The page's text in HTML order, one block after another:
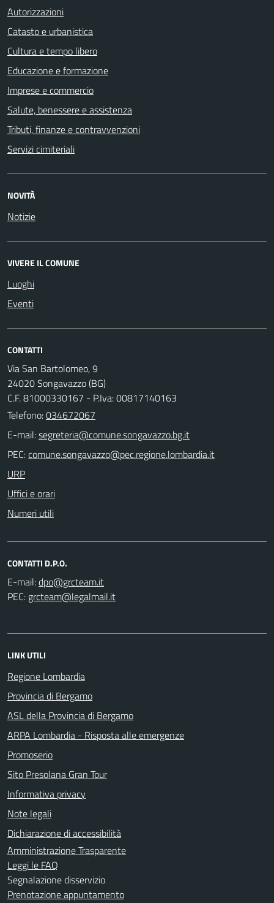
Autorizzazioni
Catasto e urbanistica
Cultura e tempo libero
Educazione e formazione
Imprese e commercio
Salute, benessere e assistenza
Tributi, finanze e contravvenzioni
Servizi cimiteriali
NOVITÀ
Notizie
VIVERE IL COMUNE
Luoghi
Eventi
CONTATTI
Via San Bartolomeo, 9
24020 Songavazzo (BG)
C.F. 81000330167 - P.Iva: 00817140163
Telefono:034672067
E-mail:
PEC:
URP
Uffici e orari
Numeri utili
CONTATTI D.P.O.
E-mail:
PEC:
LINK UTILI
Regione Lombardia
Provincia di Bergamo
ASL della Provincia di Bergamo
ARPA Lombardia - Risposta alle emergenze
Promoserio
Sito Presolana Gran Tour
Informativa privacy
Note legali
Dichiarazione di accessibilità
Amministrazione Trasparente
Leggi le FAQ
Segnalazione disservizio
Prenotazione appuntamento